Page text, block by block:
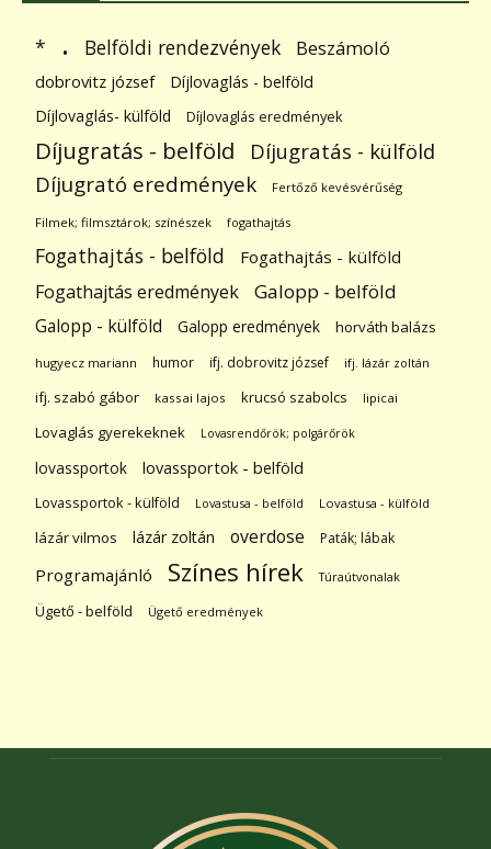
* . Belföldi rendezvények Beszámoló
dobrovitz józsef
Díjlovaglás - belföld
Díjlovaglás- külföld
Díjlovaglás eredmények
Díjugratás - belföld Díjugratás - külföld
Díjugrató eredmények Fertőző kevésvérűség
Filmek; filmsztárok; színészek fogathajtás
Fogathajtás - belföld Fogathajtás - külföld
Fogathajtás eredmények Galopp - belföld
Galopp - külföld Galopp eredmények horváth balázs
hugyecz mariann humor ifj. dobrovitz józsef ifj. lázár zoltán
ifj. szabó gábor kassai lajos krucsó szabolcs lipicai
Lovaglás gyerekeknek Lovasrendőrök; polgárőrök
lovassportok lovassportok - belföld
Lovassportok - külföld Lovastusa - belföld Lovastusa - külföld
lázár vilmos lázár zoltán overdose Paták; lábak
Programajánló Színes hírek Túraútvonalak
Ügető - belföld Ügető eredmények